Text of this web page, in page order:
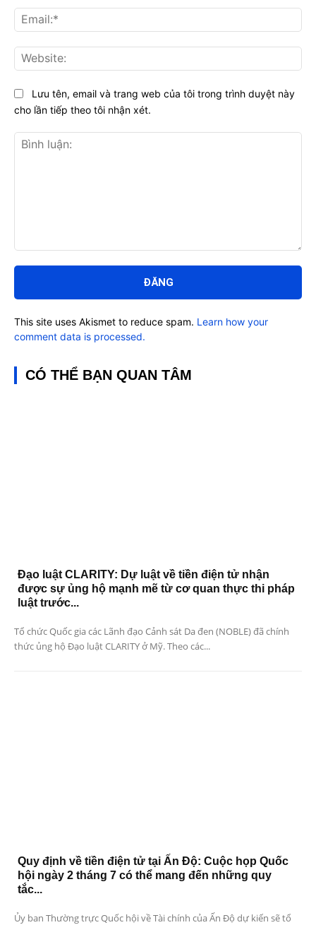
luận:
Lưu tên, email và trang web của tôi trong trình duyệt này
cho lần tiếp theo tôi nhận xét.
This site uses Akismet to reduce spam. Learn how your
comment data is processed.
CÓ THỂ BẠN QUAN TÂM
Đạo luật CLARITY: Dự luật về tiền điện tử nhận
được sự ủng hộ mạnh mẽ từ cơ quan thực thi pháp
luật trước...
Tổ chức Quốc gia các Lãnh đạo Cảnh sát Da đen (NOBLE) đã chính
thức ủng hộ Đạo luật CLARITY ở Mỹ. Theo các...
Quy định về tiền điện tử tại Ấn Độ: Cuộc họp Quốc
hội ngày 2 tháng 7 có thể mang đến những quy
tắc...
Ủy ban Thường trực Quốc hội về Tài chính của Ấn Độ dự kiến ​​sẽ tổ